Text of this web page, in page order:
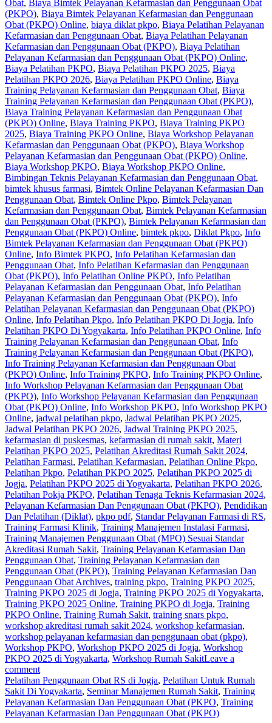
Obat, Biaya Bimtek Pelayanan Kefarmasian dan Penggunaan Obat
(PKPO), Biaya Bimtek Pelayanan Kefarmasian dan Penggunaan
Obat (PKPO) Online, biaya diklat pkpo, Biaya Pelatihan Pelayanan
Kefarmasian dan Penggunaan Obat, Biaya Pelatihan Pelayanan
Kefarmasian dan Penggunaan Obat (PKPO), Biaya Pelatihan
Pelayanan Kefarmasian dan Penggunaan Obat (PKPO) Online,
Biaya Pelatihan PKPO, Biaya Pelatihan PKPO 2025, Biaya
Pelatihan PKPO 2026, Biaya Pelatihan PKPO Online, Biaya
Training Pelayanan Kefarmasian dan Penggunaan Obat, Biaya
Training Pelayanan Kefarmasian dan Penggunaan Obat (PKPO),
Biaya Training Pelayanan Kefarmasian dan Penggunaan Obat
(PKPO) Online, Biaya Training PKPO, Biaya Training PKPO
2025, Biaya Training PKPO Online, Biaya Workshop Pelayanan
Kefarmasian dan Penggunaan Obat (PKPO), Biaya Workshop
Pelayanan Kefarmasian dan Penggunaan Obat (PKPO) Online,
Biaya Workshop PKPO, Biaya Workshop PKPO Online,
Bimbingan Teknis Pelayanan Kefarmasian dan Penggunaan Obat,
bimtek khusus farmasi, Bimtek Online Pelayanan Kefarmasian Dan
Penggunaan Obat, Bimtek Online Pkpo, Bimtek Pelayanan
Kefarmasian dan Penggunaan Obat, Bimtek Pelayanan Kefarmasian
dan Penggunaan Obat (PKPO), Bimtek Pelayanan Kefarmasian dan
Penggunaan Obat (PKPO) Online, bimtek pkpo, Diklat Pkpo, Info
Bimtek Pelayanan Kefarmasian dan Penggunaan Obat (PKPO)
Online, Info Bimtek PKPO, Info Pelatihan Kefarmasian dan
Penggunaan Obat, Info Pelatihan Kefarmasian dan Penggunaan
Obat (PKPO), Info Pelatihan Online PKPO, Info Pelatihan
Pelayanan Kefarmasian dan Penggunaan Obat, Info Pelatihan
Pelayanan Kefarmasian dan Penggunaan Obat (PKPO), Info
Pelatihan Pelayanan Kefarmasian dan Penggunaan Obat (PKPO)
Online, Info Pelatihan Pkpo, Info Pelatihan PKPO Di Jogja, Info
Pelatihan PKPO Di Yogyakarta, Info Pelatihan PKPO Online, Info
Training Pelayanan Kefarmasian dan Penggunaan Obat, Info
Training Pelayanan Kefarmasian dan Penggunaan Obat (PKPO),
Info Training Pelayanan Kefarmasian dan Penggunaan Obat
(PKPO) Online, Info Training PKPO, Info Training PKPO Online,
Info Workshop Pelayanan Kefarmasian dan Penggunaan Obat
(PKPO), Info Workshop Pelayanan Kefarmasian dan Penggunaan
Obat (PKPO) Online, Info Workshop PKPO, Info Workshop PKPO
Online, jadwal pelatihan pkpo, Jadwal Pelatihan PKPO 2025,
Jadwal Pelatihan PKPO 2026, Jadwal Training PKPO 2025,
kefarmasian di puskesmas, kefarmasian di rumah sakit, Materi
Pelatihan PKPO 2025, Pelatihan Akreditasi Rumah Sakit 2024,
Pelatihan Farmasi, Pelatihan Kefarmasian, Pelatihan Online Pkpo,
Pelatihan Pkpo, Pelatihan PKPO 2025, Pelatihan PKPO 2025 di
Jogja, Pelatihan PKPO 2025 di Yogyakarta, Pelatihan PKPO 2026,
Pelatihan Pokja PKPO, Pelatihan Tenaga Teknis Kefarmasian 2024,
Pelayanan Kefarmasian Dan Penggunaan Obat (PKPO), Pendidikan
Dan Pelatihan (Diklat), pkpo pdf, Standar Pelayanan Farmasi di RS,
Training Farmasi Klinik, Training Manajemen Instalasi Farmasi,
Training Manajemen Penggunaan Obat (MPO) Sesuai Standar
Akreditasi Rumah Sakit, Training Pelayanan Kefarmasian Dan
Penggunaan Obat, Training Pelayanan Kefarmasian dan
Penggunaan Obat (PKPO), Training Pelayanan Kefarmasian Dan
Penggunaan Obat Archives, training pkpo, Training PKPO 2025,
Training PKPO 2025 di Jogja, Training PKPO 2025 di Yogyakarta,
Training PKPO 2025 Online, Training PKPO di Jogja, Training
PKPO Online, Training Rumah Sakit, training snars pkpo,
workshop akreditasi rumah sakit 2024, workshop kefarmasian,
workshop pelayanan kefarmasian dan penggunaan obat (pkpo),
Workshop PKPO, Workshop PKPO 2025 di Jogja, Workshop
PKPO 2025 di Yogyakarta, Workshop Rumah SakitLeave a
comment
Pelatihan Penggunaan Obat RS di Jogja, Pelatihan Untuk Rumah
Sakit Di Yogyakarta, Seminar Manajemen Rumah Sakit, Training
Pelayanan Kefarmasian Dan Penggunaan Obat (PKPO, Training
Pelayanan Kefarmasian Dan Penggunaan Obat (PKPO)